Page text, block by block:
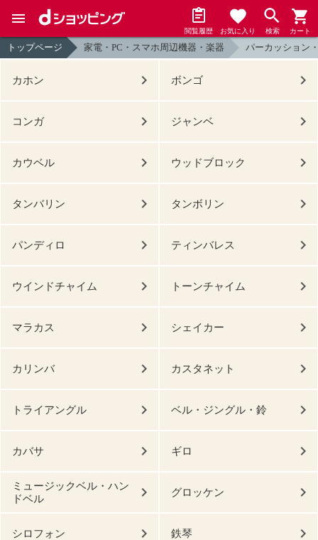
閲覧履歴 お気に入り 検索 カート
トップページ 家電・PC・スマホ周辺機器・楽器 パーカッション
カホン ボンゴ
コンガ ジャンベ
カウベル ウッドブロック
タンバリン タンボリン
パンディロ ティンバレス
ウインドチャイム トーンチャイム
マラカス シェイカー
カリンバ カスタネット
トライアングル ベル・ジングル・鈴
カバサ ギロ
ミュージックベル・ハン
ドベル
グロッケン
シロフォン 鉄琴